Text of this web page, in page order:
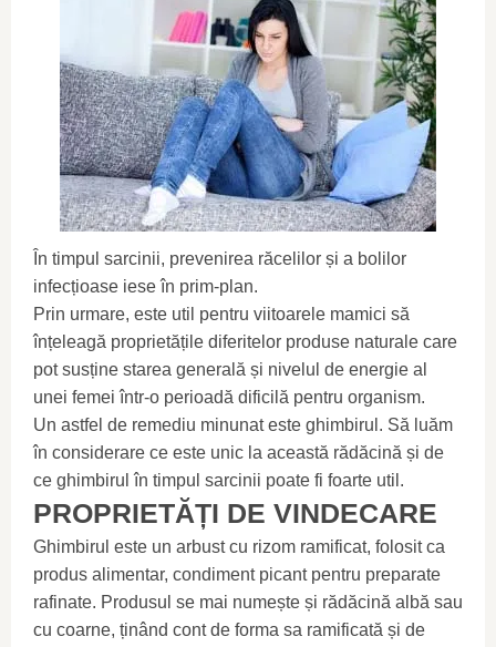
În timpul sarcinii, prevenirea răcelilor și a bolilor
infecțioase iese în prim-plan.
Prin urmare, este util pentru viitoarele mamici să
înțeleagă proprietățile diferitelor produse naturale care
pot susține starea generală și nivelul de energie al
unei femei într-o perioadă dificilă pentru organism.
Un astfel de remediu minunat este ghimbirul. Să luăm
în considerare ce este unic la această rădăcină și de
ce ghimbirul în timpul sarcinii poate fi foarte util.
PROPRIETĂȚI DE VINDECARE
Ghimbirul este un arbust cu rizom ramificat, folosit ca
produs alimentar, condiment picant pentru preparate
rafinate. Produsul se mai numește și rădăcină albă sau
cu coarne, ținând cont de forma sa ramificată și de